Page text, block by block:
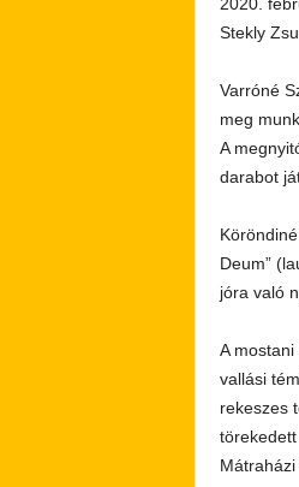
Stekly
Varróné
meg
A
darabot
Deum”
jóra való
A
vallási
rekeszes
Mátraházi